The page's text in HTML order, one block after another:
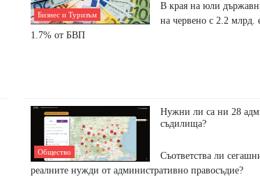
Бизнес и Туризъм
В края на юли
на червено с 2.2 млрд.
1.7% от БВП
Общество
Нужни ли са ни 28
съдилища?
Съответства ли
реалните нужди от административно правосъдие?